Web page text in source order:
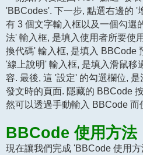
'BBCodes'. 下一步, 點選右邊的 '
有 3 個文字輸入框以及一個勾選
法' 輸入框, 是填入使用者所要使
換代碼' 輸入框, 是填入 BBCode
'線上說明' 輸入框, 是填入滑鼠移
容. 最後, 這 '設定' 的勾選欄位,
發文時的頁面. 隱藏的 BBCode
然可以透過手動輸入 BBCode 而
BBCode 使用方法
現在讓我們完成 'BBCode 使用